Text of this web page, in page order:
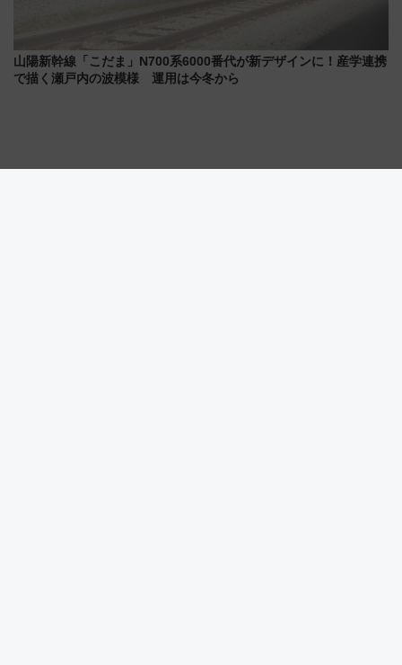
山陽新幹線「こだま」N700系6000番代が新デザインに！産学連携
で描く瀬戸内の波模様 運用は今冬から